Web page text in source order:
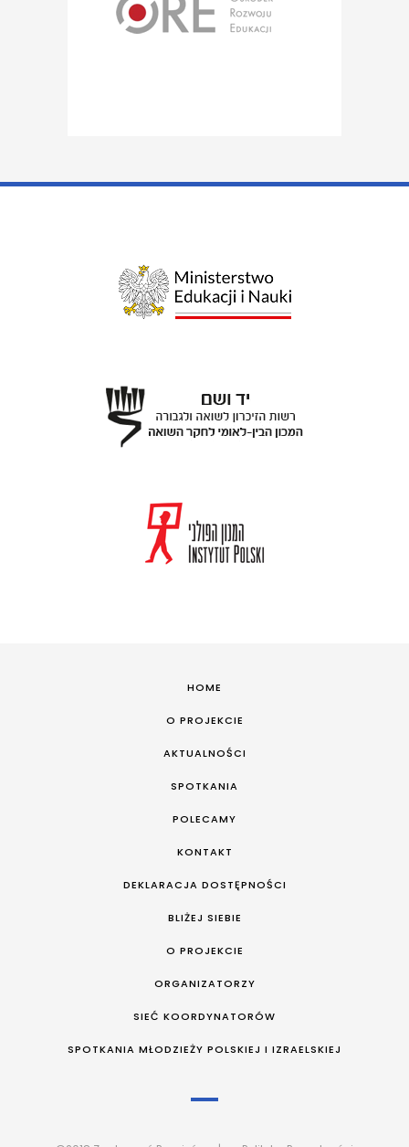
HOME
O PROJEKCIE
AKTUALNOŚCI
SPOTKANIA
POLECAMY
KONTAKT
DEKLARACJA DOSTĘPNOŚCI
BLIŻEJ SIEBIE
O PROJEKCIE
ORGANIZATORZY
SIEĆ KOORDYNATORÓW
SPOTKANIA MŁODZIEŻY POLSKIEJ I IZRAELSKIEJ